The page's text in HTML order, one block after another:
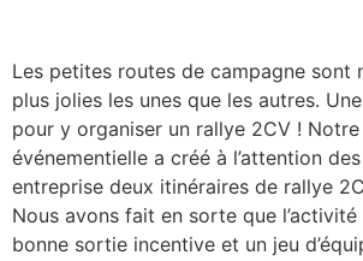
Les petites routes de campagne sont
plus jolies les unes que les autres.
pour y organiser un rallye 2CV !
événementielle a créé à l’attention
entreprise deux itinéraires de rallye
Nous avons fait en sorte que
bonne sortie incentive et un jeu